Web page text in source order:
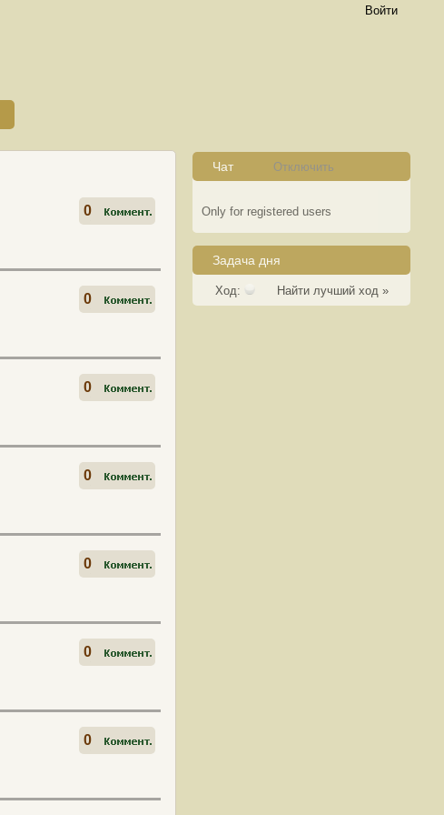
Войти
0
0
0
0
0
0
0
Чат Отключить
Only for registered users
Задача дня
Ход: Найти лучший ход »